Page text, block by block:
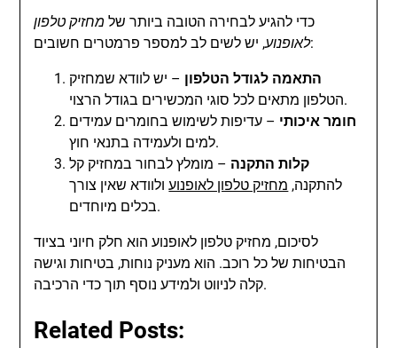
כדי להגיע לבחירה הטובה ביותר של מחזיק טלפון
לאופנוע, יש לשים לב למספר פרמטרים חשובים:
התאמה לגודל הטלפון – יש לוודא שמחזיק
הטלפון מתאים לכל סוגי המכשירים בגודל הרצוי.
חומר איכותי – עדיפות לשימוש בחומרים עמידים
למים ולעמידה בתנאי חוץ.
קלות התקנה – מומלץ לבחור במחזיק קל
להתקנה, מחזיק טלפון לאופנועולוודא שאין צורך
בכלים מיוחדים.
לסיכום, מחזיק טלפון לאופנוע הוא חלק חיוני בציוד
הבטיחות של כל רוכב. הוא מעניק נוחות, בטיחות וגישה
קלה לניווט ולמידע נוסף תוך כדי הרכיבה.
Related Posts: